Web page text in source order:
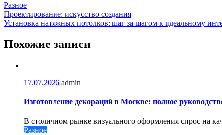
Разное
Навигация
по
записям
Проектирование: искусство создания
Установка натяжных потолков: шаг за шагом к идеальному
Похожие записи
17.07.2026 admin
Изготовление декораций в Москве: полное
В столичном рынке визуального оформления спрос на
Разное